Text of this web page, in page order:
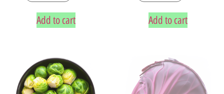
Add to cart Add to cart